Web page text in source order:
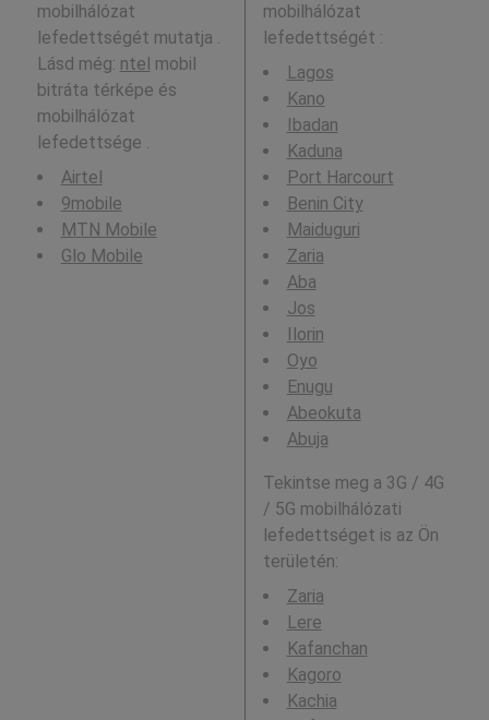
mobilhálózat
lefedettségét mutatja .
Lásd még: ntel mobil
bitráta térképe és
mobilhálózat
lefedettsége .
Airtel
9mobile
MTN Mobile
Glo Mobile
mobilhálózat
lefedettségét :
Lagos
Kano
Ibadan
Kaduna
Port Harcourt
Benin City
Maiduguri
Zaria
Aba
Jos
Ilorin
Oyo
Enugu
Abeokuta
Abuja
Tekintse meg a 3G / 4G
/ 5G mobilhálózati
lefedettséget is az Ön
területén:
Zaria
Lere
Kafanchan
Kagoro
Kachia